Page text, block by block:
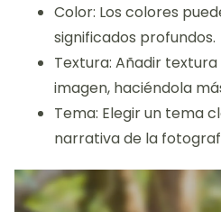
Color: Los colores
significados profundos.
Textura: Añadir
imagen, haciéndola
Tema: Elegir un tema
narrativa de la